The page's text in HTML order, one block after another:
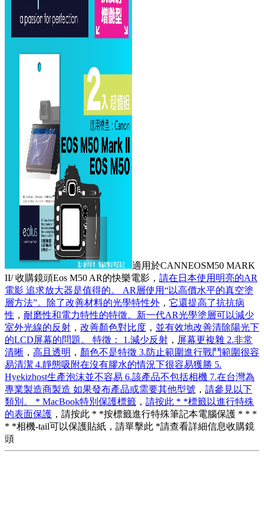
適用於CANNEOSM50 MARK
II/ 收購鏡頭Eos M50 AR的快樂電影， 請在日本使用明亮的AR
電影 追求放大器是值得的。 AR層使用“以高價水平的真空塗
層方法”。除了改善材料的光學特性外 ， 它還提高了抗抗病
性 ， 耐磨性和電力特性的特徵。新一代AR光學塗層可以減少
室外光線的反射 ， 改善顏色對比度 ， 並有效地改善清除陽光下
的LCD屏幕的問題。 特徵： 1.減少反射 ， 屏幕更複雜 2.非常
清晰 ， 高且透明 ， 顏色不是特徵 3.防止範圍進行戰鬥範圍很容
易清潔 4.靜態吸附在沒有膠水的情況下很容易獲勝 5.
Hyekizhost生產泡沫並不容易 6.該產品不包括相機 7.在台灣為
專業製造商製造 如果發布產品或需要其他型號 ， 請參見以下
類別。 * MacBook特別保護標籤 ， 請按此 * *標籤以進行特殊
的表面保護 ，請按此 * *按標籤進行特殊筆記本電腦保護 * * *
* *相機-tail可以保護貼紙，請單擊此 *請查看詳細信息收購鏡
頭